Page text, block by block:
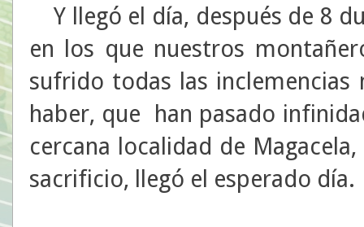
Y llegó el día, después de 8
en los que nuestros
sufrido todas las
haber, que han pasado
cercana localidad de
sacrificio, llegó el esperado día.